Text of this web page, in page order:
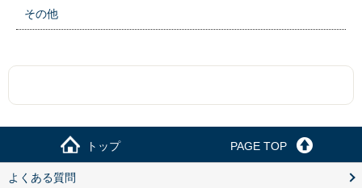
その他
トップ PAGE TOP
よくある質問